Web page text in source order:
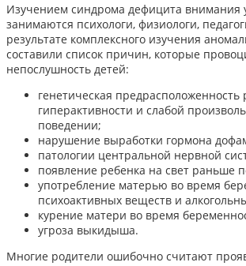
Изучением синдрома дефицита внимания
занимаются психологи, физиологи,
результате комплексного изучения
составили список причин, которые
непослушность детей:
генетическая предрасположенность
гиперактивности и слабой
поведении;
нарушение выработки гормона
патологии центральной нервной
появление ребенка на свет раньше
употребление матерью во время
психоактивных веществ и
курение матери во время
угроза выкидыша.
Многие родители ошибочно считают